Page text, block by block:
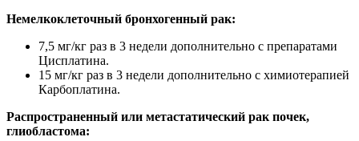
Немелкоклеточный бронхогенный рак:
7,5 мг/кг раз в 3 недели дополнительно с препаратами
Цисплатина.
15 мг/кг раз в 3 недели дополнительно с химиотерапией
Карбоплатина.
Распространенный или метастатический рак почек,
глиобластома: